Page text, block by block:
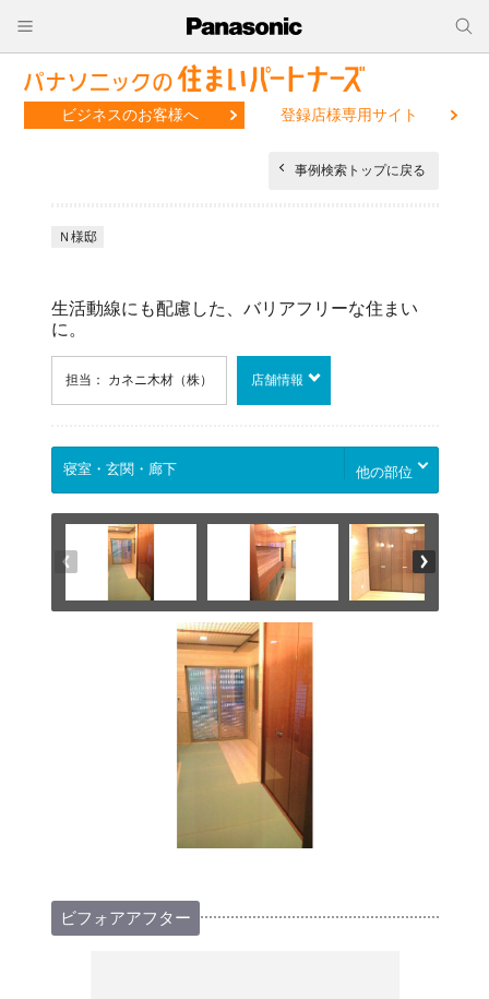
ビジネスのお客様へ 登録店様専用サイト
事例検索トップに戻る
Ｎ様邸
生活動線にも配慮した、バリアフリーな住まい
に。
担当： カネニ木材（株） 店舗情報
他の部位
ビフォアアフター